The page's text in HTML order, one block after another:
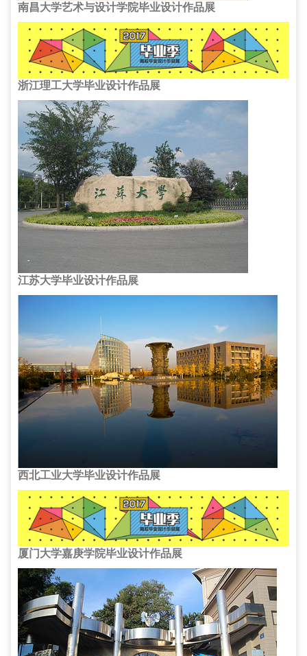
南昌大学艺术与设计学院毕业设计作品展
浙江理工大学毕业设计作品展
江苏大学毕业设计作品展
西北工业大学毕业设计作品展
厦门大学嘉庚学院毕业设计作品展